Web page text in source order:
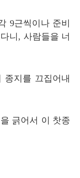
9근씩이나 준비
니 , 사람들을 너
지를 끄집어내
긁어서 이 찻종